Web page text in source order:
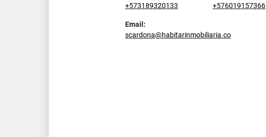
+573189320133
+576019157366
Email:
scardona@habitarinmobiliaria.co